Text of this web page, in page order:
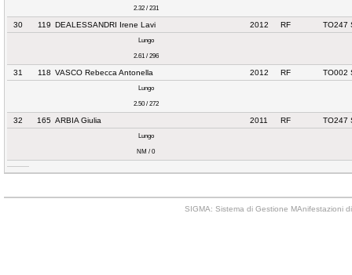
2.32 / 231
30 119 DEALESSANDRI Irene Lavi 2012 RF TO247
Lungo
2.61 / 296
31 118 VASCO Rebecca Antonella 2012 RF TO002
Lungo
2.50 / 272
32 165 ARBIA Giulia 2011 RF TO247
Lungo
NM / 0
SIGMA: Sistema di Gestione MAnifestazioni